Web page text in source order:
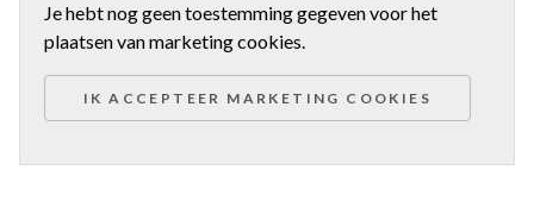
Je hebt nog geen toestemming gegeven voor het
plaatsen van marketing cookies.
IK ACCEPTEER MARKETING COOKIES